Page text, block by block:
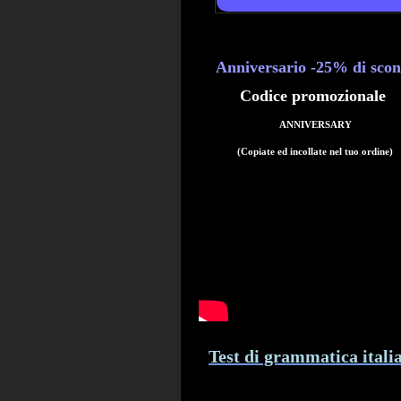
Anniversario -25% di
Codice promozionale
ANNIVERSARY
(Copiate ed incollate nel tuo ordine)
Test di grammatica